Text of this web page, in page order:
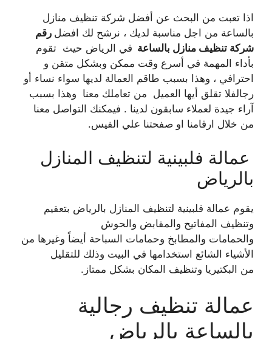
اذا تعبت من البحث عن أفضل شركة تنظيف منازل
بالساعة من اجل مناسبة لديك ، نرشح لك افضل رقم
شركة تنظيف منازل بالساعة في الرياض حيث تقوم
بأداء المهمة في أسرع وقت ممكن وبشكل متقن و
احترافي ، وهذا بسبب طاقم العمالة لديها سواء نساء أو
رجالفلا تقلق أيها العميل من تعاملك معنا وهذا بسبب
آراء جيدة لعملاء سابقون لدينا . فيمكنك التواصل معنا
من خلال ارقامنا او صفحتنا علي الفيس.
عمالة فلبينية لتنظيف المنازل
بالرياض
يقوم عمالة فلبينية لتنظيف المنازل بالرياض بتعقيم
وتنظيف المفاتيح والمقابض والحوش
والحمامات والمطابخ وحمامات السباحة أيضاً وغيرها من
الأشياء الشائع استخدامها في البيت وذلك للتقليل
من البكتيريا وتنظيف المكان بشكل ممتاز.
عمالة تنظيف رجالية
بالساعة بالرياض